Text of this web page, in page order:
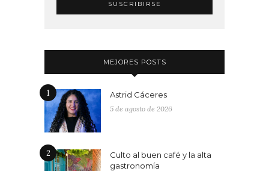
MEJORES POSTS
1 Astrid Cáceres
5 de agosto de 2026
2
Culto al buen café y la alta
gastronomía